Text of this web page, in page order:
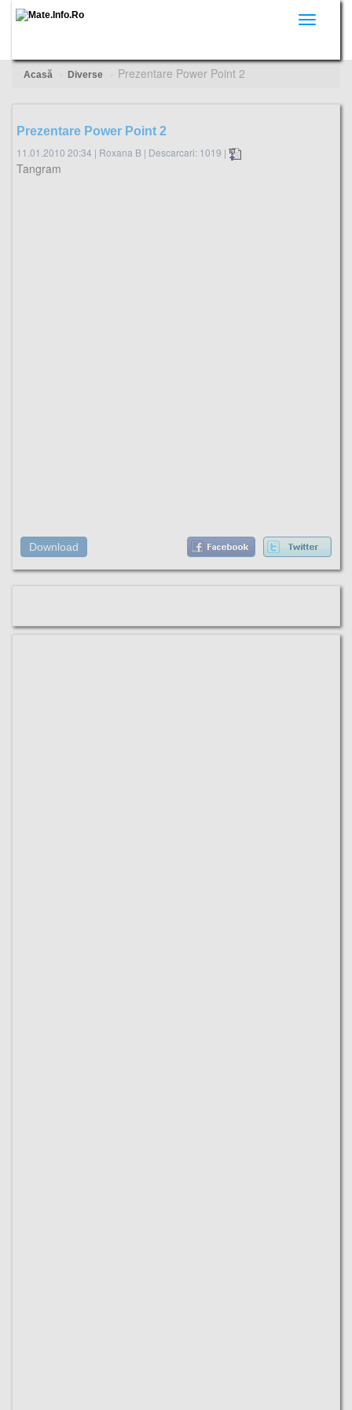
Toggle
Acasă Diverse Prezentare Power Point 2
Prezentare Power Point 2
11.01.2010 20:34 | Roxana B | Descarcari: 1019 |
Tangram
Download